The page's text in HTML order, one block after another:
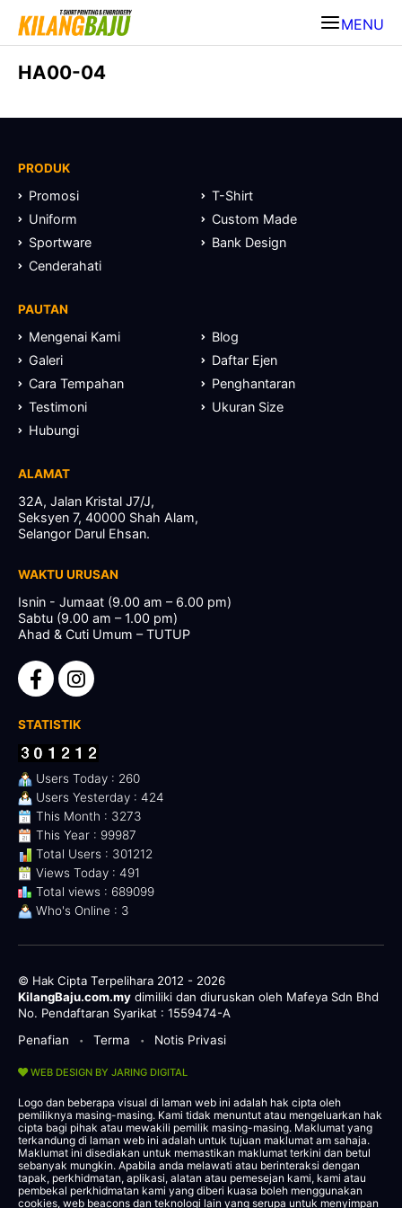
MENU
HA00-04
PRODUK
Promosi
T-Shirt
Uniform
Custom Made
Sportware
Bank Design
Cenderahati
PAUTAN
Mengenai Kami
Blog
Galeri
Daftar Ejen
Cara Tempahan
Penghantaran
Testimoni
Ukuran Size
Hubungi
ALAMAT
32A, Jalan Kristal J7/J,
Seksyen 7, 40000 Shah Alam,
Selangor Darul Ehsan.
WAKTU URUSAN
Isnin - Jumaat (9.00 am – 6.00 pm)
Sabtu (9.00 am – 1.00 pm)
Ahad & Cuti Umum – TUTUP
STATISTIK
Users Today : 260
Users Yesterday : 424
This Month : 3273
This Year : 99987
Total Users : 301212
Views Today : 491
Total views : 689099
Who's Online : 3
© Hak Cipta Terpelihara 2012 - 2026
KilangBaju.com.my dimiliki dan diuruskan oleh Mafeya Sdn Bhd
No. Pendaftaran Syarikat : 1559474-A
Penafian
• Terma • Notis Privasi
WEB DESIGN BY JARING DIGITAL
Logo dan beberapa visual di laman web ini adalah hak cipta oleh
pemiliknya masing-masing. Kami tidak menuntut atau mengeluarkan hak
cipta bagi pihak atau mewakili pemilik masing-masing. Maklumat yang
terkandung di laman web ini adalah untuk tujuan maklumat am sahaja.
Maklumat ini disediakan untuk memastikan maklumat terkini dan betul
sebanyak mungkin. Apabila anda melawati atau berinteraksi dengan
tapak, perkhidmatan, aplikasi, alatan atau pemesejan kami, kami atau
pembekal perkhidmatan kami yang diberi kuasa boleh menggunakan
cookies, web beacons dan teknologi lain yang serupa untuk menyimpan